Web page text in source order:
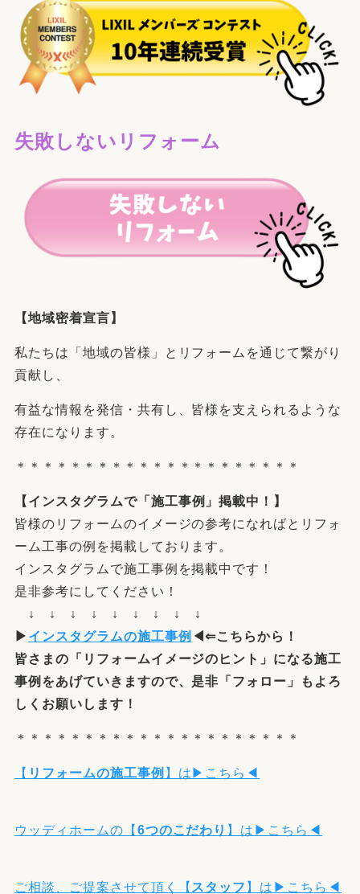
失敗しないリフォーム
【地域密着宣言】
私たちは「地域の皆様」とリフォームを通じて繋がり
貢献し、
有益な情報を発信・共有し、皆様を支えられるような
存在になります。
＊＊＊＊＊＊＊＊＊＊＊＊＊＊＊＊＊＊＊＊＊
【 インスタグラムで「施工事例」掲載中！】
皆様のリフォームのイメージの参考になればとリフォ
ーム工事の例を掲載しております。
インスタグラムで施工事例を掲載中です！
是非参考にしてください！
↓ ↓ ↓ ↓ ↓ ↓ ↓ ↓ ↓
▶ インスタグラムの施工事例 ◀⇐こちらから！
皆さまの「 リフォームイメージの ヒント 」になる施工
事例をあげていきますので、是非「フォロー」もよろ
しくお願いします！
＊＊＊＊＊＊＊＊＊＊＊＊＊＊＊＊＊＊＊＊＊
【 リフォームの施工事例 】は▶こちら◀
ウッディホームの【 6つのこだわり 】は▶こちら◀
ご相談、ご提案させて頂く【 スタッフ 】は▶こちら◀